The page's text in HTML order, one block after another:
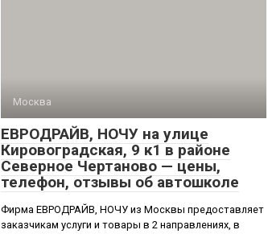
Москва
ЕВРОДРАЙВ, НОЧУ на улице
Кировоградская, 9 к1 в районе
Северное Чертаново — цены,
телефон, отзывы об автошколе
Фирма ЕВРОДРАЙВ, НОЧУ из Москвы предоставляет
заказчикам услуги и товары в 2 направлениях, в